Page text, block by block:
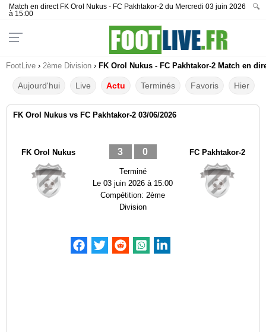
Match en direct FK Orol Nukus - FC Pakhtakor-2 du Mercredi 03 juin 2026
à 15:00
🔍
FootLive › 2ème Division › FK Orol Nukus - FC Pakhtakor-2 Match en
Aujourd'hui Live Actu Terminés Favoris Hier
FK Orol Nukus vs FC Pakhtakor-2 03/06/2026
FK Orol Nukus 3 0
Terminé
Le03 juin 2026 à 15:00
Compétition:2ème
Division
FC Pakhtakor-2